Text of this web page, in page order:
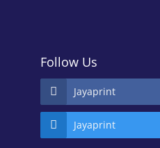
Follow Us
Jayaprint
Jayaprint